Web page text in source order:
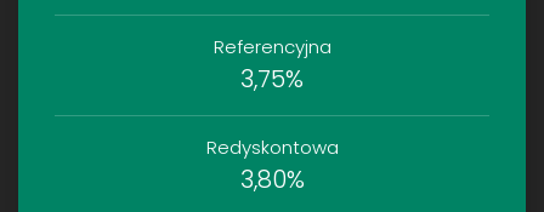
Referencyjna
3,75%
Redyskontowa
3,80%